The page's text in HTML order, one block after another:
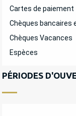
Cartes de paiement
Chèques bancaires
Chèques Vacances
Espèces
PÉRIODES